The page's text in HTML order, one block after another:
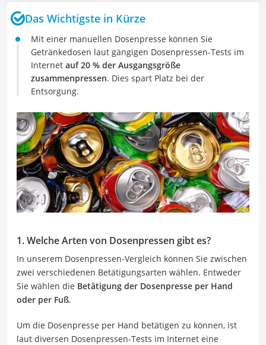
Das Wichtigste in Kürze
Mit einer manuellen Dosenpresse können Sie
Getränkedosen laut gängigen Dosenpressen-Tests im
Internet auf 20 % der Ausgangsgröße
zusammenpressen. Dies spart Platz bei der
Entsorgung.
1. Welche Arten von Dosenpressen gibt es?
In unserem Dosenpressen-Vergleich können Sie zwischen
zwei verschiedenen Betätigungsarten wählen. Entweder
Sie wählen die Betätigung der Dosenpresse per Hand
oder per Fuß.
Um die Dosenpresse per Hand betätigen zu können, ist
laut diversen Dosenpressen-Tests im Internet eine